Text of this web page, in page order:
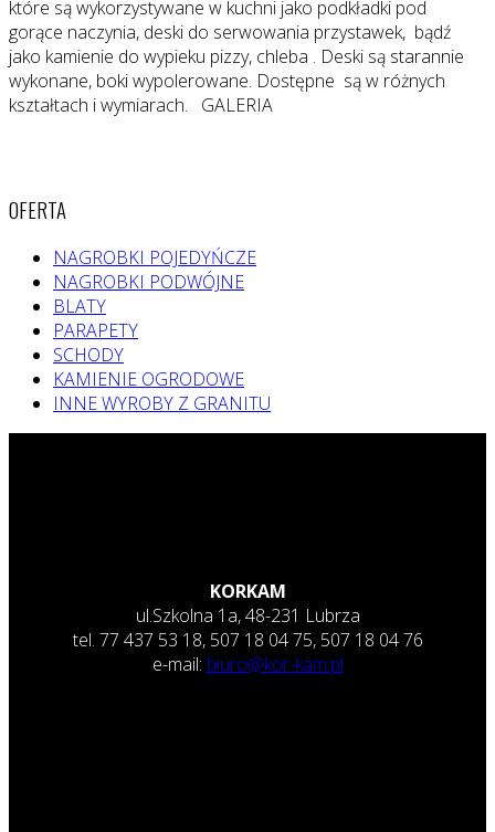
które są wykorzystywane w kuchni jako podkładki pod
gorące naczynia, deski do serwowania przystawek, bądź
jako kamienie do wypieku pizzy, chleba . Deski są starannie
wykonane, boki wypolerowane. Dostępne są w różnych
kształtach i wymiarach. GALERIA
OFERTA
NAGROBKI POJEDYŃCZE
NAGROBKI PODWÓJNE
BLATY
PARAPETY
SCHODY
KAMIENIE OGRODOWE
INNE WYROBY Z GRANITU
KORKAM
ul.Szkolna 1a, 48-231 Lubrza
tel. 77 437 53 18, 507 18 04 75, 507 18 04 76
e-mail: biuro@kor-kam.pl